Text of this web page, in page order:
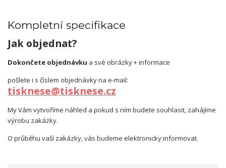
Kompletní specifikace
Jak objednat?
Dokončete objednávku a své obrázky + informace
pošlete i s číslem objednávky na e-mail:
tisknese@tisknese.cz
My Vám vytvoříme náhled a pokud s ním budete souhlasit, zahájíme
výrobu zakázky.
O průběhu vaší zakázky, vás budeme elektronicky informovat.